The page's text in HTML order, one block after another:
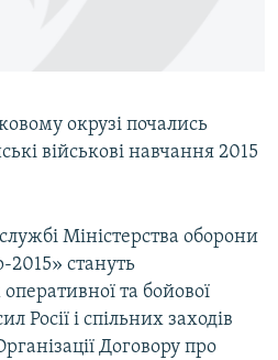
окрузі почались
військові навчання 2015
Міністерства оборони
2015» стануть
та бойової
Росії і спільних заходів
Договору про